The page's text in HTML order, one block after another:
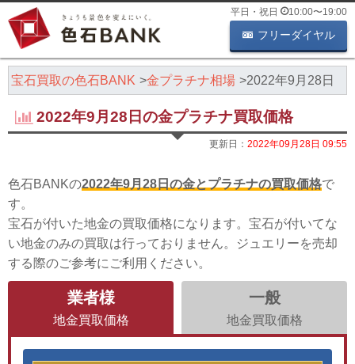
平日・祝日 10:00〜19:00
フリーダイヤル
宝石買取の色石BANK 金プラチナ相場 2022年9月28日
2022年9月28日の金プラチナ買取価格
更新日： 2022年09月28日 09:55
色石BANKの2022年9月28日の金とプラチナの買取価格で
す。
宝石が付いた地金の買取価格になります。宝石が付いてな
い地金のみの買取は行っておりません。ジュエリーを売却
する際のご参考にご利用ください。
業者様
地金買取価格
一般
地金買取価格